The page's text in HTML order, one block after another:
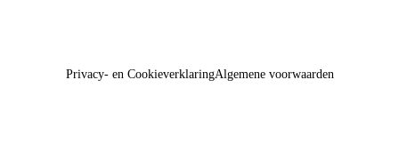
Privacy- en CookieverklaringAlgemene voorwaarden